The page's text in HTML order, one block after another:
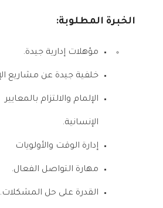
الخبرة المطلوبة:
مؤهلات إدارية جيدة.
خلفية جيدة عن مشاريع
الإلمام والالتزام بالمعايير
الإنسانية.
إدارة الوقت والأولويات
مهارة التواصل الفعال.
القدرة على حل المشكلات.